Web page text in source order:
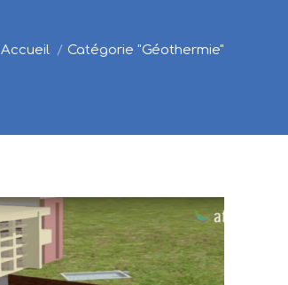
Vous êtes ici :
Accueil Catégorie "Géothermie"